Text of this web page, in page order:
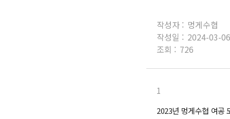
작성자 : 멍게수협
작성일 : 2024-03-06
조회 : 726
1
2023년 멍게수협 여공